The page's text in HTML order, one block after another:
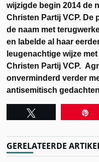
wijzigde begin 2014 de
Christen Partij VCP. De
de naam met
en labelde al haar
leugenachtige wijze
Christen Partij VCP.
onverminderd verder
antisemitisch
GERELATEERDE